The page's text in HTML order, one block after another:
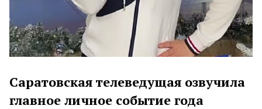
Саратовская телеведущая озвучила
главное личное событие года